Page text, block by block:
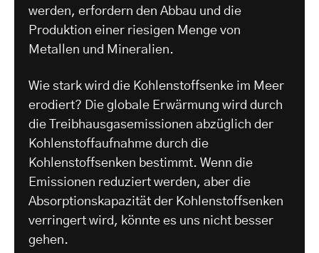
werden, erfordern den Abbau und die
Produktion einer riesigen Menge von
Metallen und Mineralien.
Wie stark wird die Kohlenstoffsenke im Meer
erodiert? Die globale Erwärmung wird durch
die Treibhausgasemissionen abzüglich der
Kohlenstoffaufnahme durch die
Kohlenstoffsenken bestimmt. Wenn die
Emissionen reduziert werden, aber die
Absorptionskapazität der Kohlenstoffsenken
verringert wird, könnte es uns nicht besser
gehen.